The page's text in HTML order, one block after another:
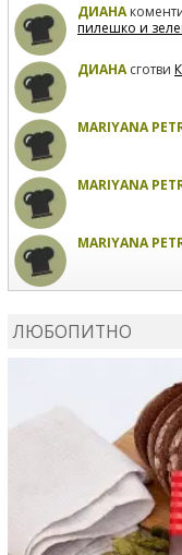
ДИАНА
пилешко и
ДИАНАсготви
MARIYANA
MARIYANA
MARIYANA
ЛЮБОПИТНО